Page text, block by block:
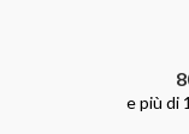
e più di